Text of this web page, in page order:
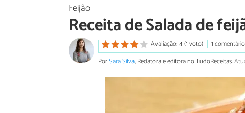
Feijão
Receita de Salada de
Avaliação: 4 (1 voto)
1 comentário
PorSara Silva, Redatora e editora no TudoReceitas.